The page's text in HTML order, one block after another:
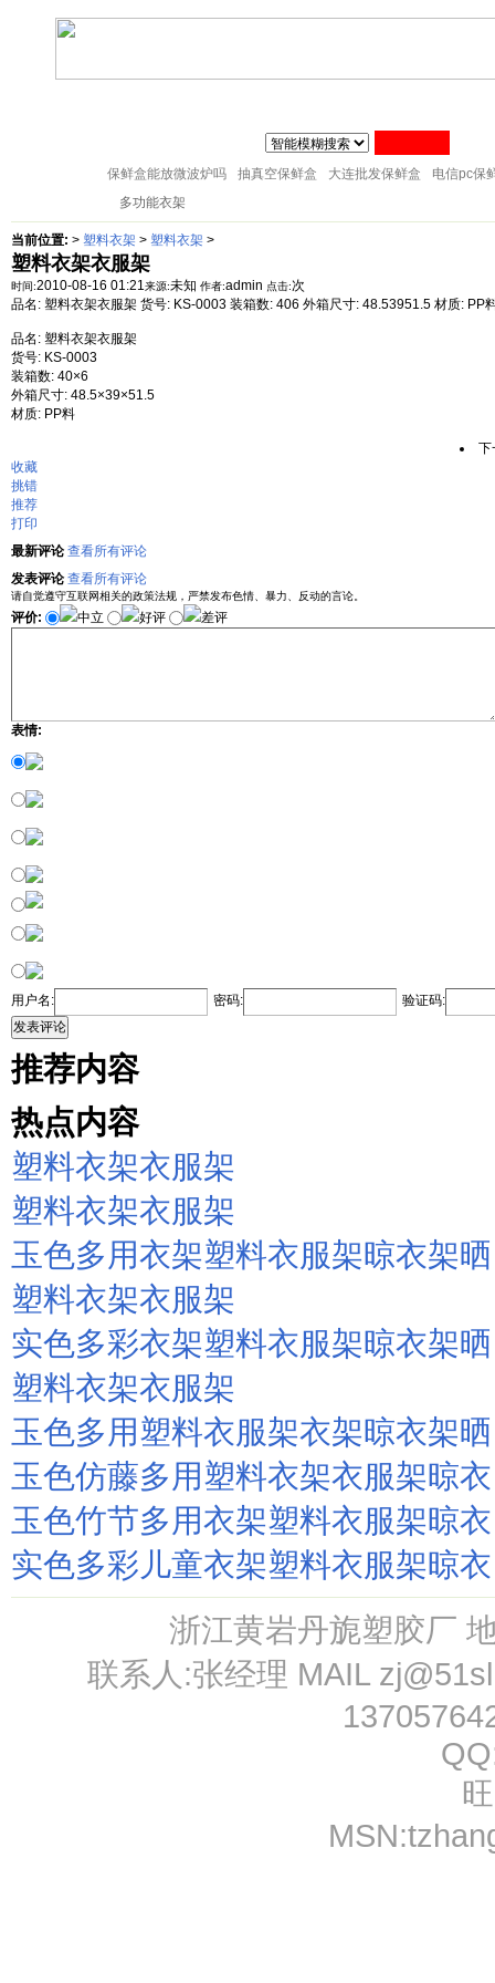
塑料整理箱 塑料储物架
保鲜盒能放微波炉吗 抽真空保鲜盒 大连批发保鲜盒
电信pc保
多功能衣架
当前位置: > 塑料衣架 > 塑料衣架 >
塑料衣架衣服架
时间:2010-08-16 01:21来源:未知 作者:admin 点击:次
品名: 塑料衣架衣服架 货号: KS-0003 装箱数: 406 外箱尺寸: 48.53951.5 材质: PP
品名: 塑料衣架衣服架
货号: KS-0003
装箱数: 40×6
外箱尺寸: 48.5×39×51.5
材质: PP料
下
收藏
挑错
推荐
打印
最新评论 查看所有评论
发表评论 查看所有评论
请自觉遵守互联网相关的政策法规，严禁发布色情、暴力、反动的言论。
评价: 中立 好评 差评
表情:
用户名: 密码:
验证码:
发表评论
推荐内容
热点内容
塑料衣架衣服架
塑料衣架衣服架
玉色多用衣架塑料衣服架晾衣架晒
塑料衣架衣服架
实色多彩衣架塑料衣服架晾衣架晒
塑料衣架衣服架
玉色多用塑料衣服架衣架晾衣架晒
玉色仿藤多用塑料衣架衣服架晾衣
玉色竹节多用衣架塑料衣服架晾衣
实色多彩儿童衣架塑料衣服架晾衣
浙江黄岩丹旎塑胶厂
联系人:张经理 MAIL
MSN: